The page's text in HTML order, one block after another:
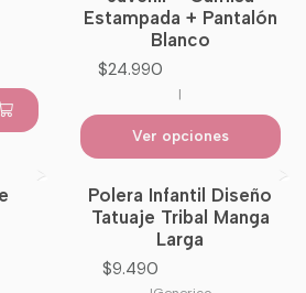
Estampada + Pantalón
Blanco
$24.990
|
Ver opciones
Polera Infantil Diseño
Tatuaje Tribal Manga
Larga
$9.490